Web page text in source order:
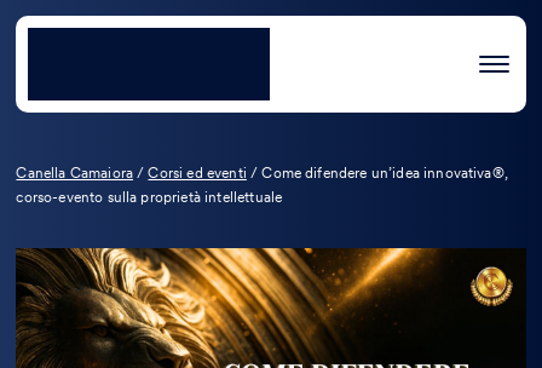
Canella Camaiora /Corsi ed eventi /Come difendere un’idea innovativa®,
corso-evento sulla proprietà intellettuale